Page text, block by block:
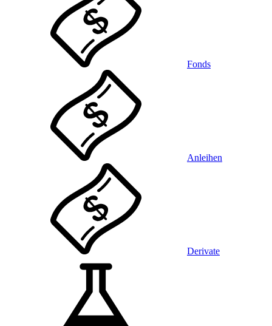
Fonds
Anleihen
Derivate